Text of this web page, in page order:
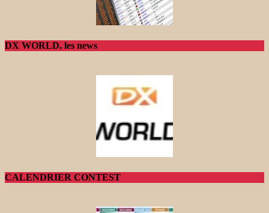
DX WORLD, les news
CALENDRIER CONTEST